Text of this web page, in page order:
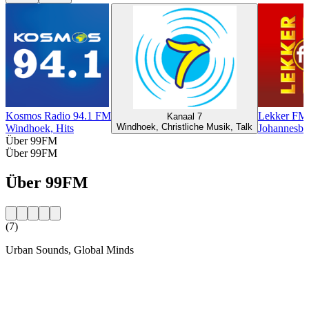
Kosmos Radio 94.1 FM
Windhoek, Hits
Kanaal 7
Windhoek, Christliche Musik, Talk
Lekker FM
Über 99FM
Über 99FM
Über 99FM
(7)
Urban Sounds, Global Minds